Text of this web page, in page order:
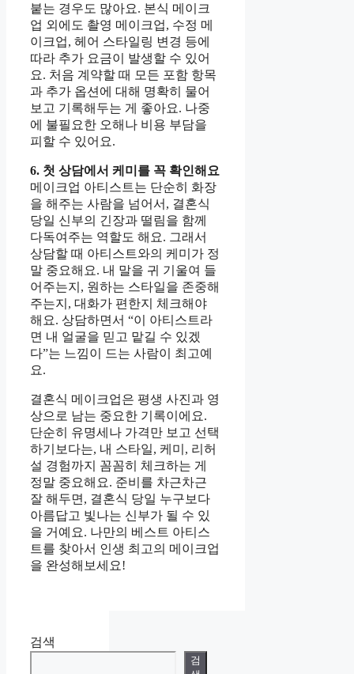
붙는 경우도 많아요. 본식 메이크
업 외에도 촬영 메이크업, 수정 메
이크업, 헤어 스타일링 변경 등에
따라 추가 요금이 발생할 수 있어
요. 처음 계약할 때 모든 포함 항목
과 추가 옵션에 대해 명확히 물어
보고 기록해두는 게 좋아요. 나중
에 불필요한 오해나 비용 부담을
피할 수 있어요.
6. 첫 상담에서 케미를 꼭 확인해요
메이크업 아티스트는 단순히 화장
을 해주는 사람을 넘어서, 결혼식
당일 신부의 긴장과 떨림을 함께
다독여주는 역할도 해요. 그래서
상담할 때 아티스트와의 케미가 정
말 중요해요. 내 말을 귀 기울여 들
어주는지, 원하는 스타일을 존중해
주는지, 대화가 편한지 체크해야
해요. 상담하면서 “이 아티스트라
면 내 얼굴을 믿고 맡길 수 있겠
다”는 느낌이 드는 사람이 최고예
요.
결혼식 메이크업은 평생 사진과 영
상으로 남는 중요한 기록이에요.
단순히 유명세나 가격만 보고 선택
하기보다는, 내 스타일, 케미, 리허
설 경험까지 꼼꼼히 체크하는 게
정말 중요해요. 준비를 차근차근
잘 해두면, 결혼식 당일 누구보다
아름답고 빛나는 신부가 될 수 있
을 거예요. 나만의 베스트 아티스
트를 찾아서 인생 최고의 메이크업
을 완성해보세요!
검색
검